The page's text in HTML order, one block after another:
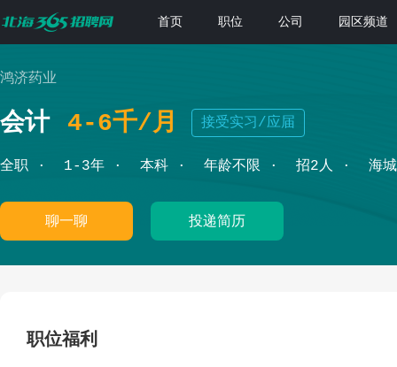
首页 职位 公司 园区频道
鸿济药业
会计 4-6千/月 接受实习/应届
全职 1-3年 本科 年龄不限 招2人 海
聊一聊 投递简历
职位福利